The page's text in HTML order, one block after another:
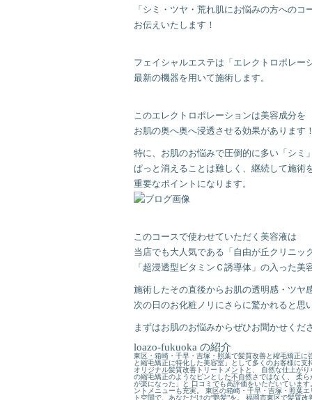
「シミ・ツヤ・荒れ肌にお悩みの方へのコ
お伝えいたします！
フェイシャルエステは「エレクトロポレー
最新の機器を用いて施術します。
このエレクトロポレーションは美容成分を
お肌の奥へ奥へ浸透させる効果があります！
特に、お肌のお悩みで圧倒的に多い「シミ
ぱっと消えることは難しく、継続して施術
重要なポイントになります。
このコースで使わせていただく美容液は
当店でも大人気である「自由が丘クリニッ
「超浸透型ビタミンＣ誘導体」の入った美
施術したその直後からお肌の透明感・ツヤ
次の日のお化粧ノリにさらに驚かれると思
まずはお肌のお悩みからぜひお聞かせくだ
loazo-fukuoka の紹介
東区・箱崎・千早・吉塚・照葉で髪質改善と縮毛矯正
と縮毛矯正に特化した美容室」として多くのお客様に
オリジナル髪質改善トリートメントと、 自然な仕上が
の縮毛矯正のようなピンとした不自然さではなく、 柔
が楽になった」と 口コミでも高評価をいただいていま
ントメニューも充実。 東区の箱崎・千早・吉塚・照葉
ト空間で、あなただけの“艶髪”を。 福岡市東区で髪質